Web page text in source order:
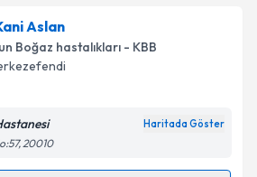
Topuziçin randevu takvimi talebi
uzmandan randevu almanız için bir
e-posta ile bilgilendireceğiz.
Aslan
Boğaz hastalıkları - KBB
Haritada Göster
20010